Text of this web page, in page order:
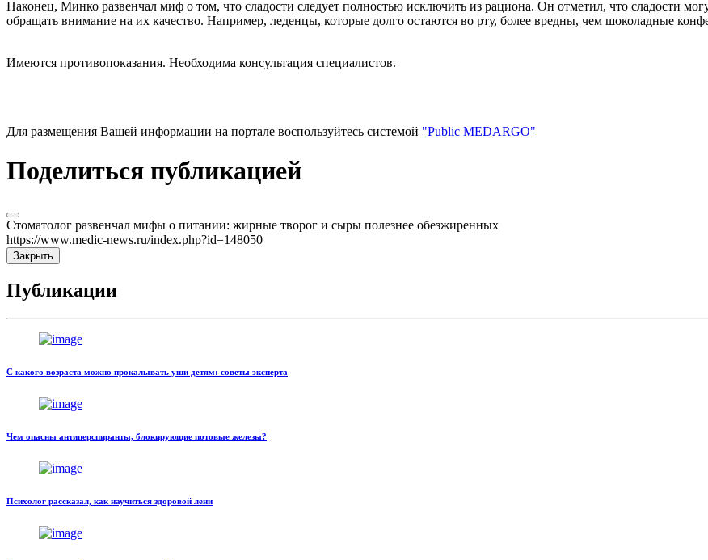
Наконец, Минко развенчал миф о том, что сладости следует полностью исключить из рациона. Он отметил, что сладости
обращать внимание на их качество. Например, леденцы, которые долго остаются во рту, более вредны, чем шоколадные
Имеются противопоказания. Необходима консультация специалистов.
Для размещения Вашей информации на портале воспользуйтесь системой "Public MEDARGO"
Поделиться публикацией
Стоматолог развенчал мифы о питании: жирные творог и сыры полезнее обезжиренных
https://www.medic-news.ru/index.php?id=148050
Закрыть
Публикации
С какого возраста можно прокалывать уши детям: советы эксперта
Чем опасны антиперспиранты, блокирующие потовые железы?
Психолог рассказал, как научиться здоровой лени